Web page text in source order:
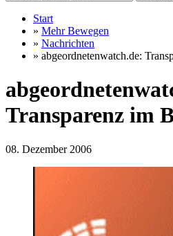
Start
» Mehr Bewegen
» Nachrichten
» abgeordnetenwatch.de:
Transparenz im
08. Dezember 2006